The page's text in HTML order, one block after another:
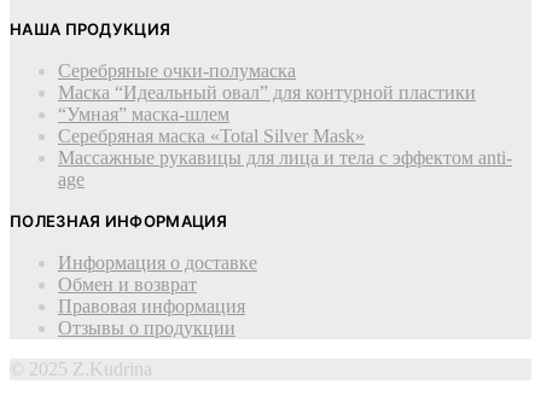
НАША ПРОДУКЦИЯ
Серебряные очки-полумаска
Маска “Идеальный овал” для контурной пластики
“Умная” маска-шлем
Cеребряная маска «Total Silver Mask»
Массажные рукавицы для лица и тела с эффектом anti-
age
ПОЛЕЗНАЯ ИНФОРМАЦИЯ
Информация о доставке
Обмен и возврат
Правовая информация
Отзывы о продукции
© 2025 Z.Kudrina